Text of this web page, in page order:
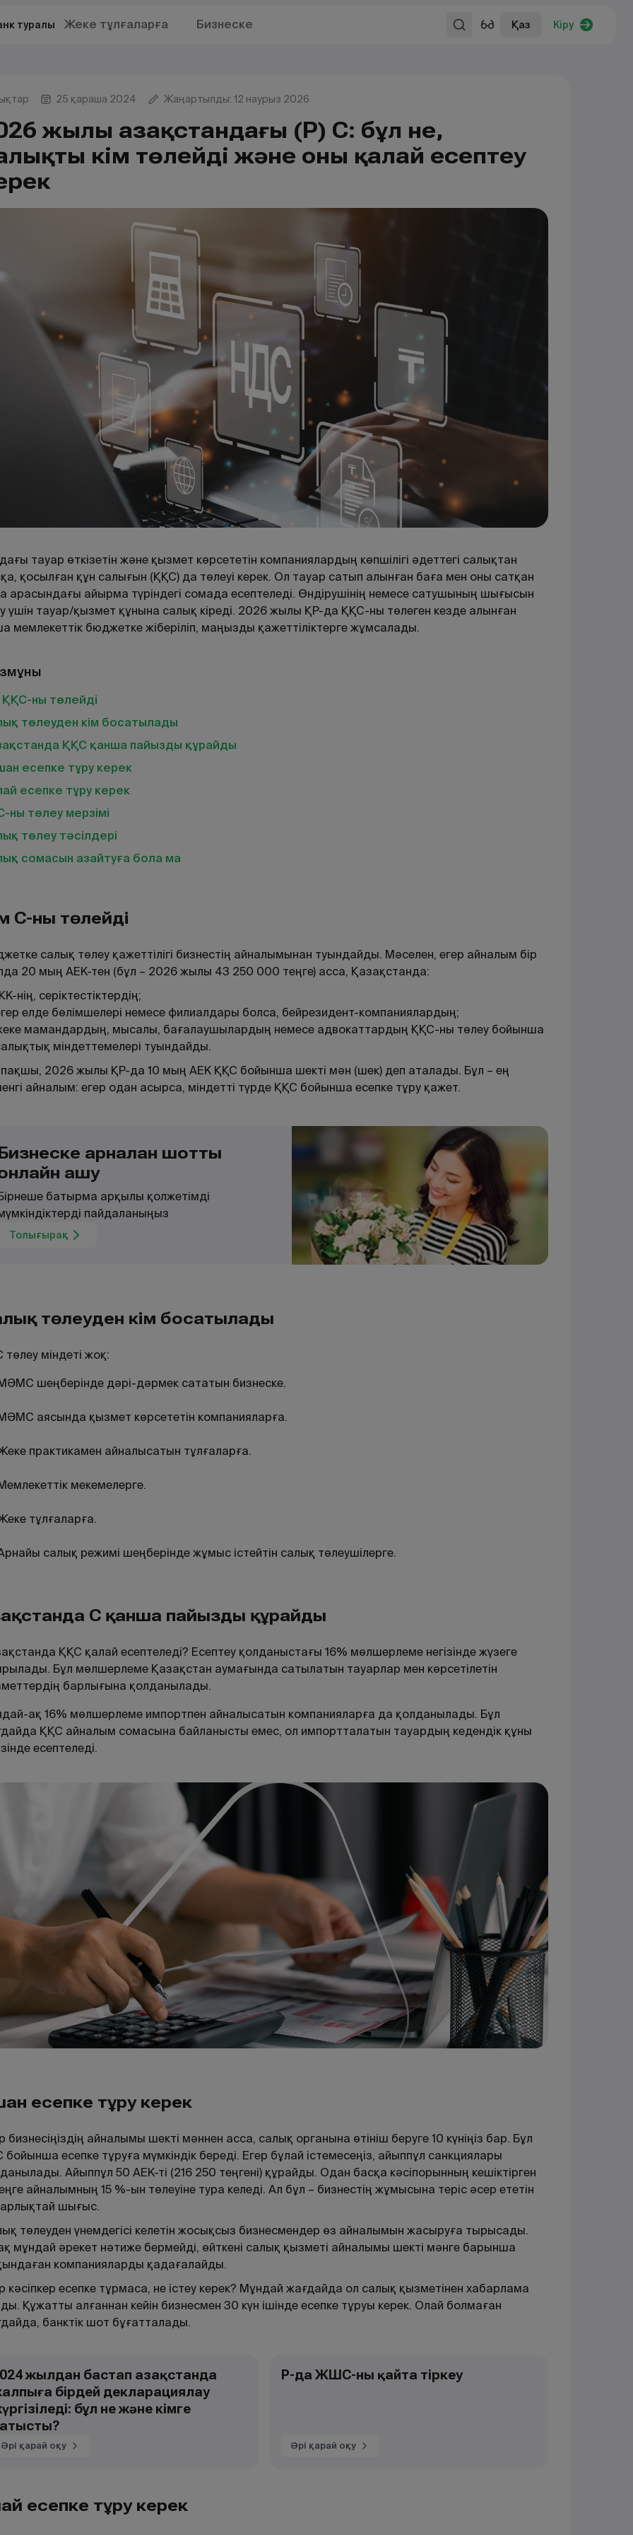
туралы Жеке тұлғаларға Бизнеске Қаз Кіру
25 қараша 2024 Жаңартылды: 12 наурыз 2026
жылы Қазақстандағы (ҚР) ҚҚС: бұл не,
кім төлейді және оны қалай есептеу
тауар өткізетін және қызмет көрсететін компаниялардың көпшілігі әдеттегі салықтан
қосылған құн салығын (ҚҚС) да төлеуі керек. Ол тауар сатып алынған баға мен оны сатқан
арасындағы айырма түріндегі сомада есептеледі. Өндірушінің немесе сатушының шығысын
үшін тауар/қызмет құнына салық кіреді. 2026 жылы ҚР-да ҚҚС-ны төлеген кезде алынған
мемлекеттік бюджетке жіберіліп, маңызды қажеттіліктерге жұмсалады.
ҚҚС-ны төлейді
төлеуден кім босатылады
ҚҚС қанша пайызды құрайды
есепке тұру керек
есепке тұру керек
ны төлеу мерзімі
төлеу тәсілдері
сомасын азайтуға бола ма
ҚҚС-ны төлейді
салық төлеу қажеттілігі бизнестің айналымынан туындайды. Мәселен, егер айналым бір
20 мың АЕК-тен (бұл – 2026 жылы 43 250 000 теңге) асса, Қазақстанда:
нің, серіктестіктердің;
елде бөлімшелері немесе филиалдары болса, бейрезидент-компаниялардың;
мамандардың, мысалы, бағалаушылардың немесе адвокаттардың ҚҚС-ны төлеу бойынша
міндеттемелері туындайды.
2026 жылы ҚР-да 10 мың АЕК ҚҚС бойынша шекті мән (шек) деп аталады. Бұл – ең
айналым: егер одан асырса, міндетті түрде ҚҚС бойынша есепке тұру қажет.
арналған шотты
ашу
батырма арқылы қолжетімді
пайдаланыңыз
Толығырақ
төлеуден кім босатылады
төлеу міндеті жоқ:
шеңберінде дәрі-дәрмек сататын бизнеске.
аясында қызмет көрсететін компанияларға.
практикамен айналысатын тұлғаларға.
мекемелерге.
тұлғаларға.
салық режимі шеңберінде жұмыс істейтін салық төлеушілерге.
ҚҚС қанша пайызды құрайды
ҚҚС қалай есептеледі? Есептеу қолданыстағы 16% мөлшерлеме негізінде жүзеге
Бұл мөлшерлеме Қазақстан аумағында сатылатын тауарлар мен көрсетілетін
барлығына қолданылады.
ақ 16% мөлшерлеме импортпен айналысатын компанияларға да қолданылады. Бұл
ҚҚС айналым сомасына байланысты емес, ол импортталатын тауардың кедендік құны
есептеледі.
есепке тұру керек
бизнесіңіздің айналымы шекті мәннен асса, салық органына өтініш беруге 10 күніңіз бар. Бұл
бойынша есепке тұруға мүмкіндік береді. Егер бұлай істемесеңіз, айыппұл санкциялары
Айыппұл 50 АЕК-ті (216 250 теңгені) құрайды. Одан басқа кәсіпорынның кешіктірген
айналымның 15 %-ын төлеуіне тура келеді. Ал бұл – бизнестің жұмысына теріс әсер ететін
шығыс.
төлеуден үнемдегісі келетін жосықсыз бизнесмендер өз айналымын жасыруға тырысады.
мұндай әрекет нәтиже бермейді, өйткені салық қызметі айналымы шекті мәнге барынша
компанияларды қадағалайды.
кәсіпкер есепке тұрмаса, не істеу керек? Мұндай жағдайда ол салық қызметінен хабарлама
Құжатты алғаннан кейін бизнесмен 30 күн ішінде есепке тұруы керек. Олай болмаған
банктік шот бұғатталады.
жылдан бастап Қазақстанда
бірдей декларациялау
бұл не және кімге
Әрі қарай оқу
ҚР-да ЖШС-ны қайта тіркеу
Әрі қарай оқу
есепке тұру керек